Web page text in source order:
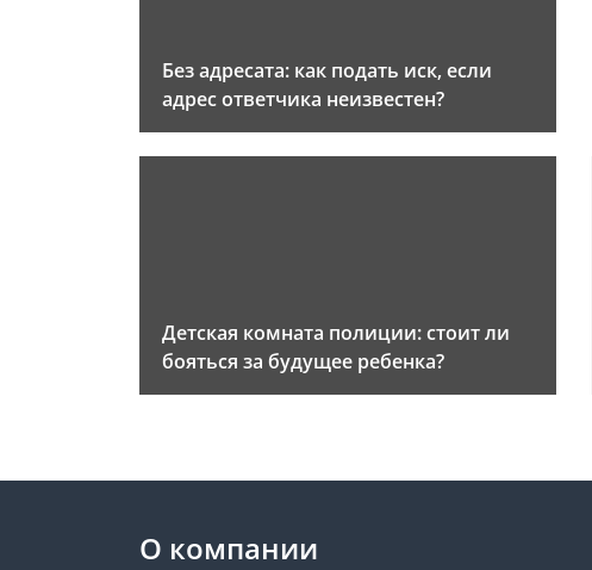
Без адресата: как подать иск, если
адрес ответчика неизвестен?
Детская комната полиции: стоит ли
бояться за будущее ребенка?
О компании